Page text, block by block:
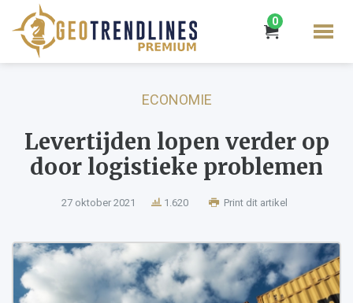
0
ECONOMIE
Levertijden lopen verder op
door logistieke problemen
27 oktober 2021 1.620 Print dit artikel